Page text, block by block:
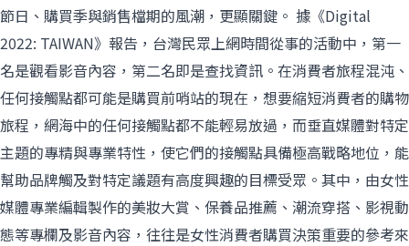
節日、購買季與銷售檔期的風潮，更顯關鍵。 據《Digital
2022: TAIWAN》報告，台灣民眾上網時間從事的活動中，第一
名是觀看影音內容，第二名即是查找資訊。在消費者旅程混沌、
任何接觸點都可能是購買前哨站的現在，想要縮短消費者的購物
旅程，網海中的任何接觸點都不能輕易放過，而垂直媒體對特定
主題的專精與專業特性，使它們的接觸點具備極高戰略地位，能
幫助品牌觸及對特定議題有高度興趣的目標受眾。其中，由女性
媒體專業編輯製作的美妝大賞、保養品推薦、潮流穿搭、影視動
態等專欄及影音內容，往往是女性消費者購買決策重要的參考來